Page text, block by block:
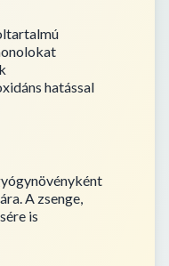
hatással
A zsenge,
is